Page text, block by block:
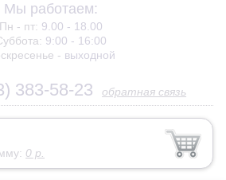
Мы работаем:
Пн - пт: 9.00 - 18.00
9:00 - 16:00
- выходной
383-58-23 обратная связь
0 р.